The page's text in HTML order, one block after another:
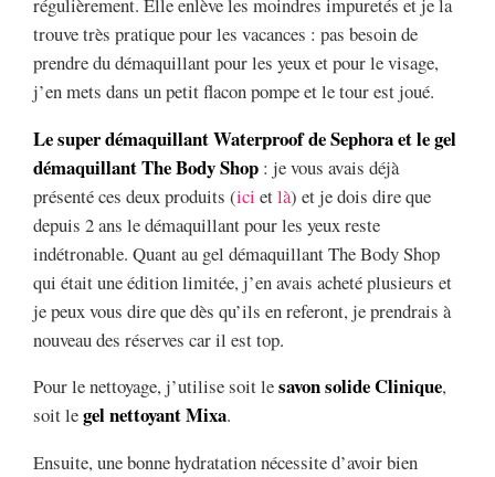
trouve très pratique pour les vacances : pas besoin de
prendre du démaquillant pour les yeux et pour le visage,
j’en mets dans un petit flacon pompe et le tour est joué.
Le super démaquillant Waterproof de Sephora et le gel
démaquillant The Body Shop : je vous avais déjà
présenté ces deux produits (ici etlà) et je dois dire que
depuis 2 ans le démaquillant pour les yeux reste
indétronable. Quant au gel démaquillant The Body Shop
qui était une édition limitée, j’en avais acheté plusieurs et
je peux vous dire que dès qu’ils en referont, je prendrais à
nouveau des réserves car il est top.
Pour le nettoyage, j’utilise soit lesavon solide Clinique,
soit legel nettoyant Mixa.
Ensuite, une bonne hydratation nécessite d’avoir bien